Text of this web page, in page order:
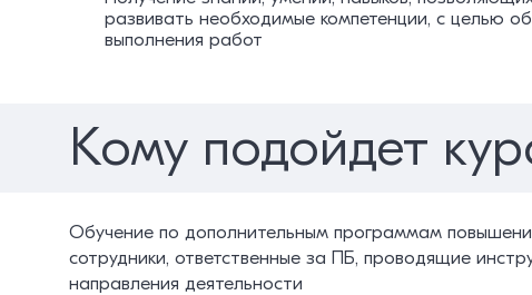
развивать необходимые компетенции, с целью
выполнения работ
Кому подойдет
Обучение по дополнительным программам
сотрудники, ответственные за ПБ, проводящие
направления деятельности